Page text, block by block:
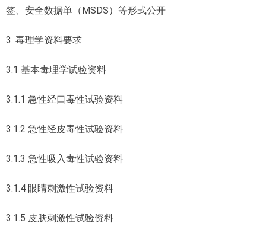
签、安全数据单（MSDS）等形式公开
3. 毒理学资料要求
3.1 基本毒理学试验资料
3.1.1 急性经口毒性试验资料
3.1.2 急性经皮毒性试验资料
3.1.3 急性吸入毒性试验资料
3.1.4 眼睛刺激性试验资料
3.1.5 皮肤刺激性试验资料